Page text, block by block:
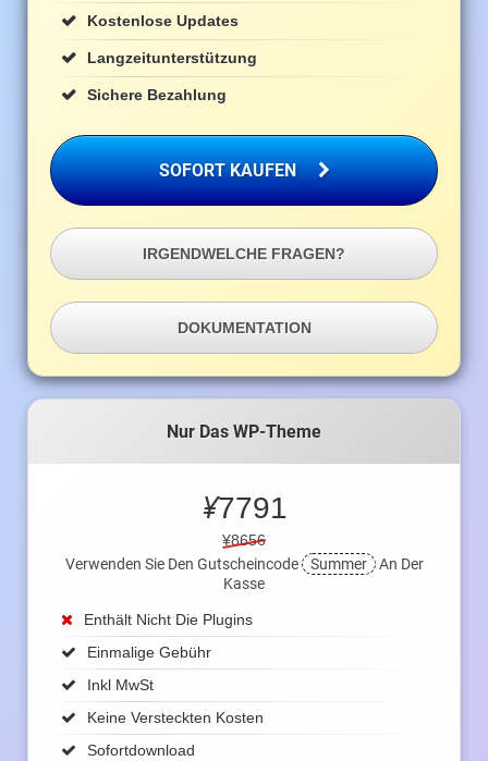
Kostenlose Updates
Langzeitunterstützung
Sichere Bezahlung
SOFORT KAUFEN
IRGENDWELCHE FRAGEN?
DOKUMENTATION
Nur Das WP-Theme
¥7791
¥8656
Verwenden Sie Den Gutscheincode
Summer An Der
Kasse
Enthält Nicht Die Plugins
Einmalige Gebühr
Inkl MwSt
Keine Versteckten Kosten
Sofortdownload